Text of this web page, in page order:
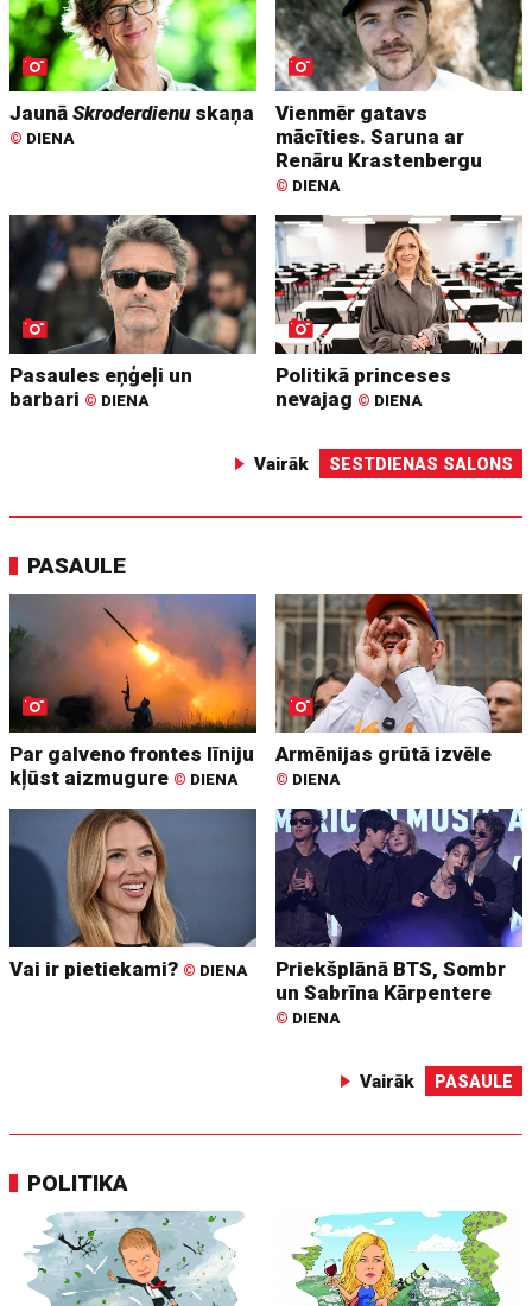
JaunāSkroderdienuskaņa
© DIENA
Vienmēr gatavs
mācīties. Saruna ar
Renāru Krastenbergu
© DIENA
Pasaules eņģeļi un
barbari © DIENA
Politikā princeses
nevajag © DIENA
Vairāk SESTDIENAS SALONS
PASAULE
Par galveno frontes līniju
kļūst aizmugure © DIENA
Armēnijas grūtā izvēle
© DIENA
Vai ir pietiekami? © DIENA
Priekšplānā BTS, Sombr
un Sabrīna Kārpentere
© DIENA
Vairāk PASAULE
POLITIKA